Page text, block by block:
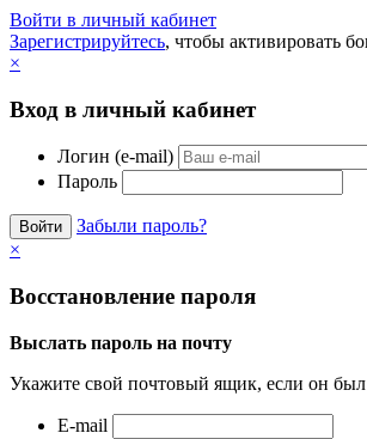
Войти в личный кабинет
Зарегистрируйтесь, чтобы активировать
×
Вход в личный кабинет
Логин (e-mail)
Пароль
Забыли пароль?
×
Восстановление пароля
Выслать пароль на почту
Укажите свой почтовый ящик, если он был
E-mail